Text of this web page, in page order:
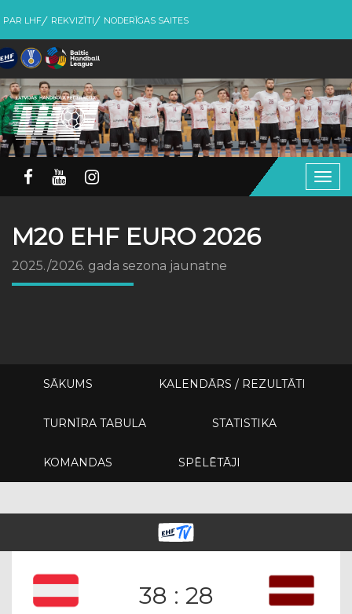
PAR LHF REKVIZĪTI NODERĪGAS SAITES
M20 EHF EURO 2026
2025./2026. gada sezona jaunatne
SĀKUMS KALENDĀRS / REZULTĀTI
TURNĪRA TABULA STATISTIKA
KOMANDAS SPĒLĒTĀJI
38 : 28